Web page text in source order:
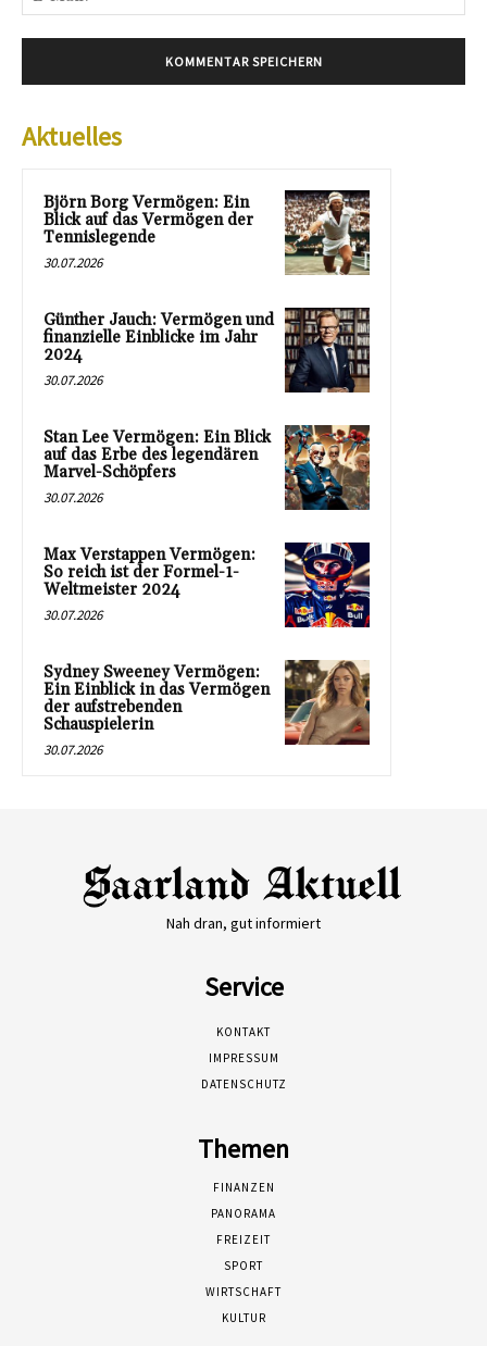
Aktuelles
Björn Borg Vermögen: Ein
Blick auf das Vermögen der
Tennislegende
30.07.2026
Günther Jauch: Vermögen und
finanzielle Einblicke im Jahr
2024
30.07.2026
Stan Lee Vermögen: Ein Blick
auf das Erbe des legendären
Marvel-Schöpfers
30.07.2026
Max Verstappen Vermögen:
So reich ist der Formel-1-
Weltmeister 2024
30.07.2026
Sydney Sweeney Vermögen:
Ein Einblick in das Vermögen
der aufstrebenden
Schauspielerin
30.07.2026
Nah dran, gut informiert
Service
KONTAKT
IMPRESSUM
DATENSCHUTZ
Themen
FINANZEN
PANORAMA
FREIZEIT
SPORT
WIRTSCHAFT
KULTUR